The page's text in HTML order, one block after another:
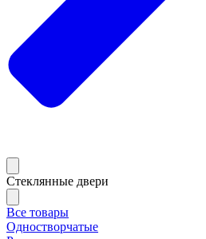
Стеклянные двери
Все товары
Одностворчатые